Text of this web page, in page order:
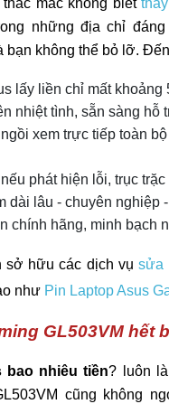
những địa chỉ
bạn không thể bỏ lỡ.
lấy liền chỉ mất khoảng
nhiệt tình, sẵn sàng hỗ
xem trực tiếp toàn
phát hiện lỗi, trục
dài lâu - chuyên nghiệp
chính hãng, minh bạch
sở hữu các dịch vụ sửa
như Pin Laptop Asus
GL503VM hết
bao nhiêu tiền? luôn
cũng không